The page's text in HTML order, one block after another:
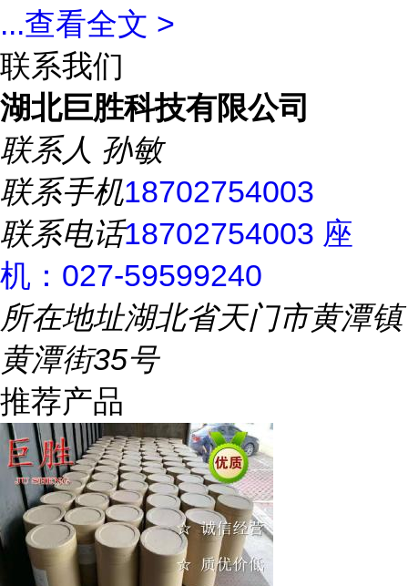
...查看全文 >
联系我们
湖北巨胜科技有限公司
联系人 孙敏
联系手机18702754003
联系电话18702754003 座
机：027-59599240
所在地址湖北省天门市黄潭镇
黄潭街35号
推荐产品